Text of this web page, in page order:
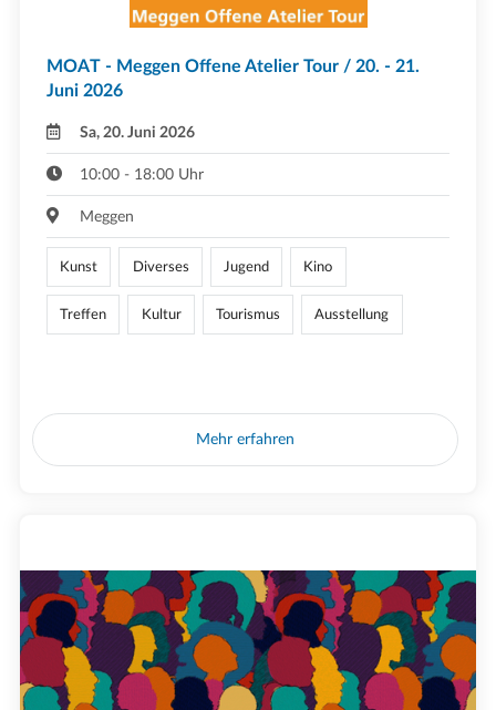
MOAT - Meggen Offene Atelier Tour / 20. - 21.
Juni 2026
Sa, 20. Juni 2026
10:00 - 18:00 Uhr
Meggen
Kunst Diverses Jugend Kino
Treffen Kultur Tourismus Ausstellung
Mehr erfahren